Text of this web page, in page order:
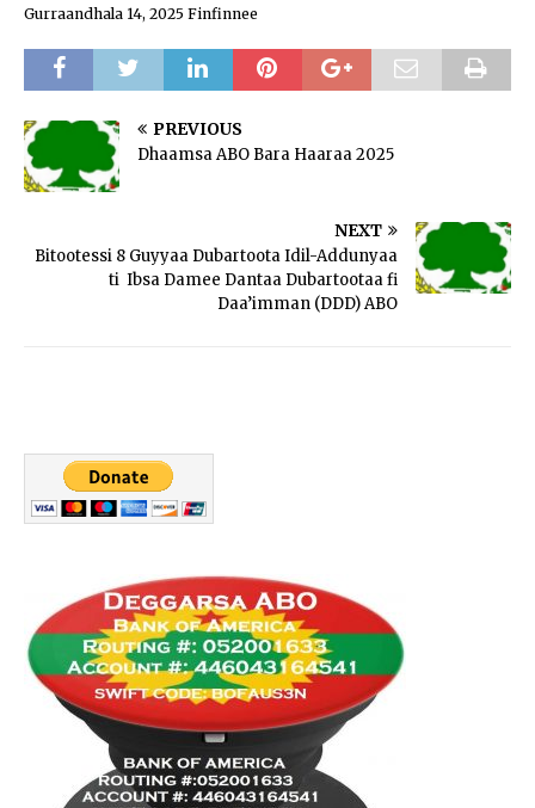
Gurraandhala 14, 2025 Finfinnee
PREVIOUS
Dhaamsa ABO Bara Haaraa 2025
NEXT
Bitootessi 8 Guyyaa Dubartoota Idil-Addunyaa
ti Ibsa Damee Dantaa Dubartootaa fi
Daa’imman (DDD) ABO